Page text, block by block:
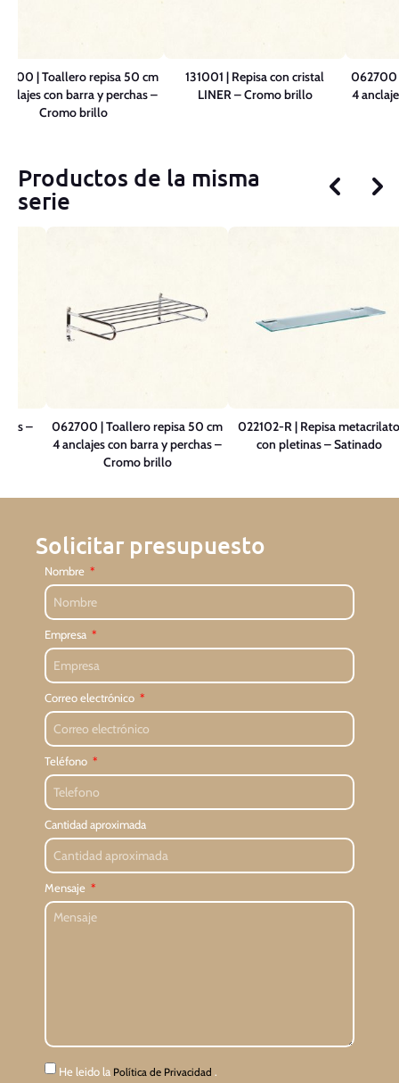
| Toallero repisa 50 cm
con barra y perchas –
Cromo brillo
131001 | Repisa con cristal
LINER – Cromo brillo
062700
4
Productos de la misma
serie
–
062700 | Toallero repisa 50 cm
4 anclajes con barra y perchas –
Cromo brillo
022102-R | Repisa metacrilato
con pletinas – Satinado
Solicitar presupuesto
Nombre
Empresa
Correo electrónico
Teléfono
Cantidad aproximada
Mensaje
He leido la Política de Privacidad .